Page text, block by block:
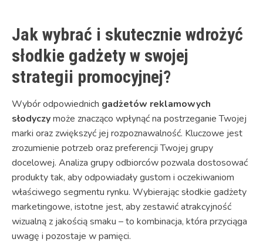
Jak wybrać i skutecznie wdrożyć
słodkie gadżety w swojej
strategii promocyjnej?
Wybór odpowiednich gadżetów reklamowych
słodyczymoże znacząco wpłynąć na postrzeganie Twojej
marki oraz zwiększyć jej rozpoznawalność. Kluczowe jest
zrozumienie potrzeb oraz preferencji Twojej grupy
docelowej. Analiza grupy odbiorców pozwala dostosować
produkty tak, aby odpowiadały gustom i oczekiwaniom
właściwego segmentu rynku. Wybierając słodkie gadżety
marketingowe, istotne jest, aby zestawić atrakcyjność
wizualną z jakością smaku – to kombinacja, która przyciąga
uwagę i pozostaje w pamięci.